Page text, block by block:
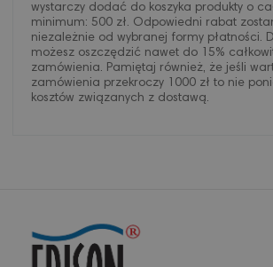
wystarczy dodać do koszyka produkty o
minimum: 500 zł. Odpowiedni rabat
niezależnie od wybranej formy płatności.
możesz oszczędzić nawet do 15%
zamówienia. Pamiętaj również, że jeśli
zamówienia przekroczy 1000 zł to nie
kosztów związanych z dostawą.